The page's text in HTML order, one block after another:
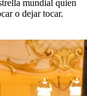
mundial quien
o dejar tocar.